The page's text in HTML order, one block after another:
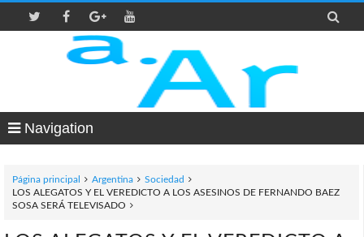

Navigation
Página principal Argentina
Sociedad
LOS ALEGATOS Y EL VEREDICTO A LOS ASESINOS DE FERNANDO BAEZ
SOSA SERÁ TELEVISADO